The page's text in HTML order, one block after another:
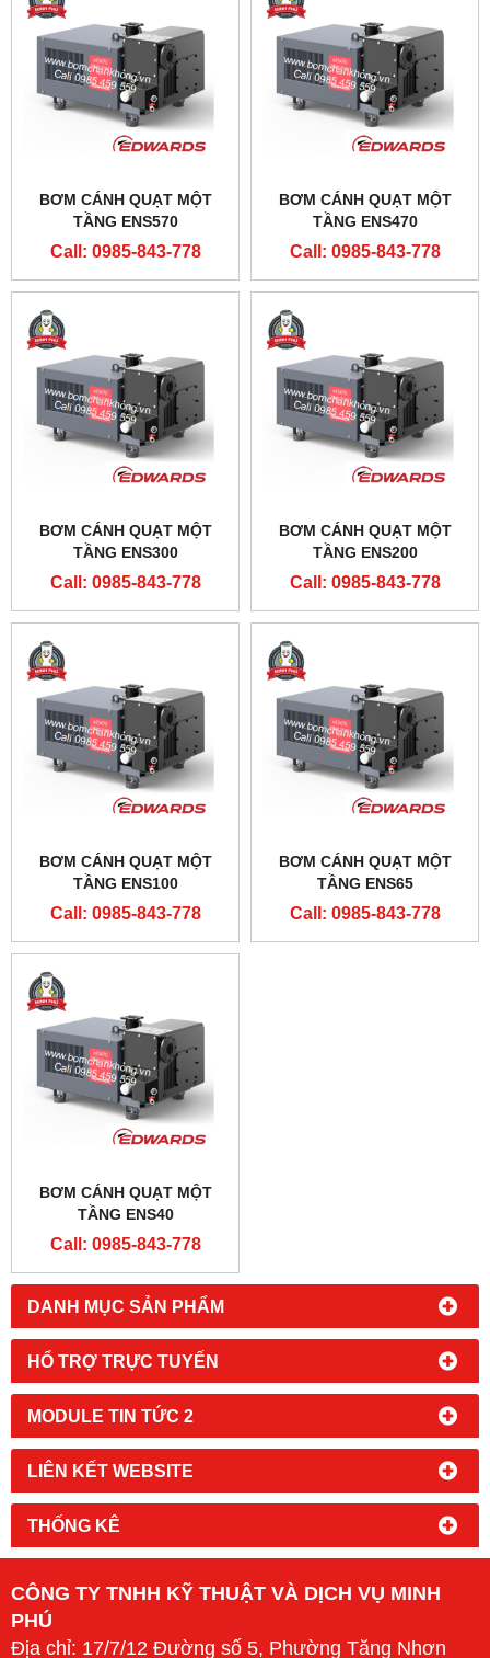
DANH MỤC SẢN PHẨM
HỔ TRỢ TRỰC TUYẾN
MODULE TIN TỨC 2
LIÊN KẾT WEBSITE
THỐNG KÊ
BƠM CÁNH QUẠT MỘT
TẦNG ENS570
Call: 0985-843-778
BƠM CÁNH QUẠT MỘT
TẦNG ENS470
Call: 0985-843-778
BƠM CÁNH QUẠT MỘT
TẦNG ENS300
Call: 0985-843-778
BƠM CÁNH QUẠT MỘT
TẦNG ENS200
Call: 0985-843-778
BƠM CÁNH QUẠT MỘT
TẦNG ENS100
Call: 0985-843-778
BƠM CÁNH QUẠT MỘT
TẦNG ENS65
Call: 0985-843-778
BƠM CÁNH QUẠT MỘT
TẦNG ENS40
Call: 0985-843-778
CÔNG TY TNHH KỸ THUẬT VÀ DỊCH VỤ MINH
PHÚ
Địa chỉ: 17/7/12 Đường số 5, Phường Tăng Nhơn